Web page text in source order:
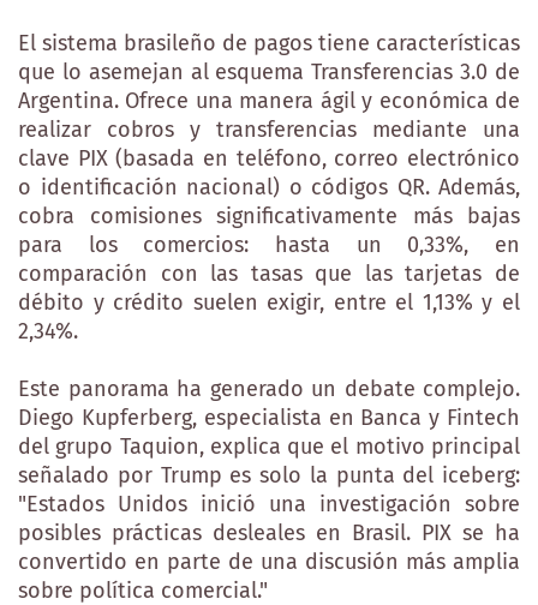
El sistema brasileño de pagos tiene características
que lo asemejan al esquema Transferencias 3.0 de
Argentina. Ofrece una manera ágil y económica de
realizar cobros y transferencias mediante una
clave PIX (basada en teléfono, correo electrónico
o identificación nacional) o códigos QR. Además,
cobra comisiones significativamente más bajas
para los comercios: hasta un 0,33%, en
comparación con las tasas que las tarjetas de
débito y crédito suelen exigir, entre el 1,13% y el
2,34%.
Este panorama ha generado un debate complejo.
Diego Kupferberg, especialista en Banca y Fintech
del grupo Taquion, explica que el motivo principal
señalado por Trump es solo la punta del iceberg:
"Estados Unidos inició una investigación sobre
posibles prácticas desleales en Brasil. PIX se ha
convertido en parte de una discusión más amplia
sobre política comercial."